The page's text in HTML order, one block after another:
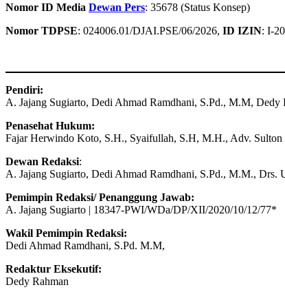
Nomor ID Media Dewan Pers: 35678 (Status Konsep)
Nomor TDPSE: 024006.01/DJAI.PSE/06/2026, ID IZIN: I-
Pendiri:
A. Jajang Sugiarto, Dedi Ahmad Ramdhani, S.Pd., M.M, Dedy
Penasehat Hukum:
Fajar Herwindo Koto, S.H., Syaifullah, S.H, M.H., Adv.
Dewan Redaksi:
A. Jajang Sugiarto, Dedi Ahmad Ramdhani, S.Pd., M.M., Drs.
Pemimpin Redaksi/ Penanggung Jawab:
A. Jajang Sugiarto | 18347-PWI/WDa/DP/XII/2020/10/12/77*
Wakil Pemimpin Redaksi:
Dedi Ahmad Ramdhani, S.Pd. M.M,
Redaktur Eksekutif:
Dedy Rahman